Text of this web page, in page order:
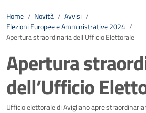
Home / Novità / Avvisi /
Elezioni Europee e Amministrative 2024 /
Apertura straordinaria dell’Ufficio Elettorale
Apertura
dell’Ufficio
Ufficio elettorale di Avigliano apre